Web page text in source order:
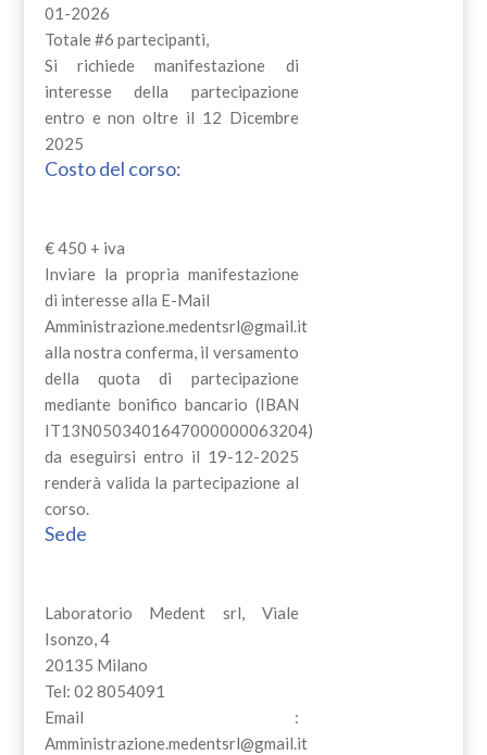
01-2026
Totale #6 partecipanti,
Si richiede manifestazione di
interesse della partecipazione
entro e non oltre il 12 Dicembre
2025
Costo del corso:
€ 450 + iva
Inviare la propria manifestazione
di interesse alla E-Mail
Amministrazione.medentsrl@gmail.it
alla nostra conferma, il versamento
della quota di partecipazione
mediante bonifico bancario (IBAN
IT13N0503401647000000063204)
da eseguirsi entro il 19-12-2025
renderà valida la partecipazione al
corso.
Sede
Laboratorio Medent srl, Viale
Isonzo, 4
20135 Milano
Tel: 02 8054091
Email :
Amministrazione.medentsrl@gmail.it